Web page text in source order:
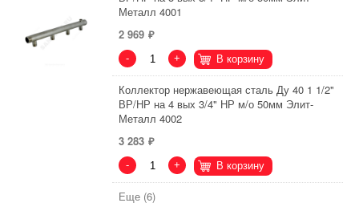
Металл 4001
2 969
- + В корзину
Коллектор нержавеющая сталь Ду 40 1 1/2"
ВР/НР на 4 вых 3/4" НР м/о 50мм Элит-
Металл 4002
3 283
- + В корзину
Еще (6)